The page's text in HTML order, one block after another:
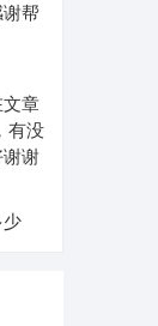
帮
章
有没
谢